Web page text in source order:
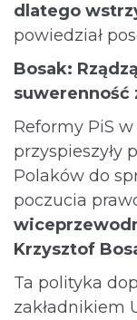
dlatego
powiedział
Bosak:
suwerenność
Reformy PiS
przyspieszyły
Polaków do
poczucia
Krzysztof
Ta polityka
zakładnikiem